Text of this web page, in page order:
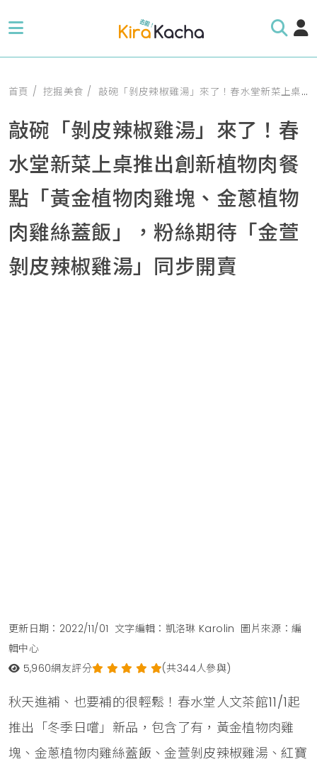
首頁 挖掘美食 敲碗「剝皮辣椒雞湯」來了！春水堂新菜上桌推出創新植物肉餐點「黃金植物肉雞塊、金蔥植物肉雞絲蓋飯」，粉絲期待「金萱剝皮辣椒雞湯」同步開賣
敲碗「剝皮辣椒雞湯」來了！春
水堂新菜上桌推出創新植物肉餐
點「黃金植物肉雞塊、金蔥植物
肉雞絲蓋飯」，粉絲期待「金萱
剝皮辣椒雞湯」同步開賣
更新日期：2022/11/01 文字編輯：凱洛琳 Karolin 圖片來源：編
輯中心
5,960網友評分 (共344人參與)
秋天進補、也要補的很輕鬆！春水堂人文茶館11/1起
推出「冬季日嚐」新品，包含了有，黃金植物肉雞
塊、金蔥植物肉雞絲蓋飯、金萱剝皮辣椒雞湯、紅寶